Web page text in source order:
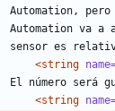
Automation,
Automation va a
sensor es
<string
El número será
<string